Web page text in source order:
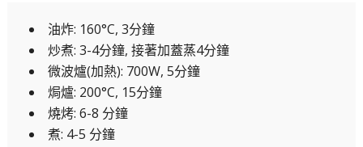
油炸: 160°C, 3分鐘
炒煮: 3-4分鐘, 接著加蓋蒸4分鐘
微波爐(加熱): 700W, 5分鐘
焗爐: 200°C, 15分鐘
燒烤: 6-8 分鐘
煮: 4-5 分鐘